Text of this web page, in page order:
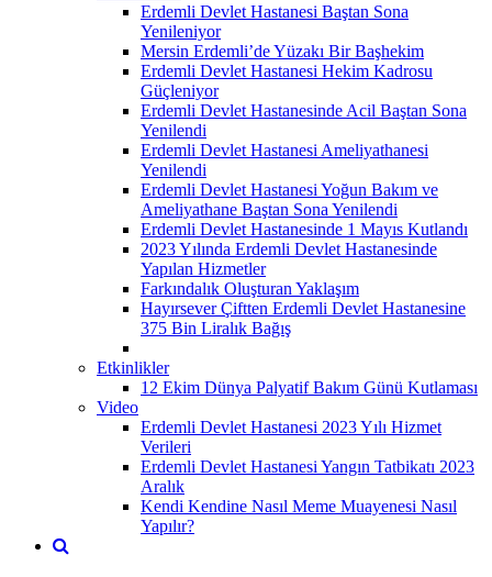
Erdemli Devlet Hastanesi Baştan Sona
Yenileniyor
Mersin Erdemli’de Yüzakı Bir Başhekim
Erdemli Devlet Hastanesi Hekim Kadrosu
Güçleniyor
Erdemli Devlet Hastanesinde Acil Baştan Sona
Yenilendi
Erdemli Devlet Hastanesi Ameliyathanesi
Yenilendi
Erdemli Devlet Hastanesi Yoğun Bakım ve
Ameliyathane Baştan Sona Yenilendi
Erdemli Devlet Hastanesinde 1 Mayıs Kutlandı
2023 Yılında Erdemli Devlet Hastanesinde
Yapılan Hizmetler
Farkındalık Oluşturan Yaklaşım
Hayırsever Çiftten Erdemli Devlet Hastanesine
375 Bin Liralık Bağış
Etkinlikler
12 Ekim Dünya Palyatif Bakım Günü Kutlaması
Video
Erdemli Devlet Hastanesi 2023 Yılı Hizmet
Verileri
Erdemli Devlet Hastanesi Yangın Tatbikatı 2023
Aralık
Kendi Kendine Nasıl Meme Muayenesi Nasıl
Yapılır?